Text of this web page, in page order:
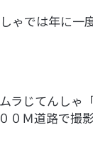
ゃでは年に一
ラじてんしゃ
０Ｍ道路で撮